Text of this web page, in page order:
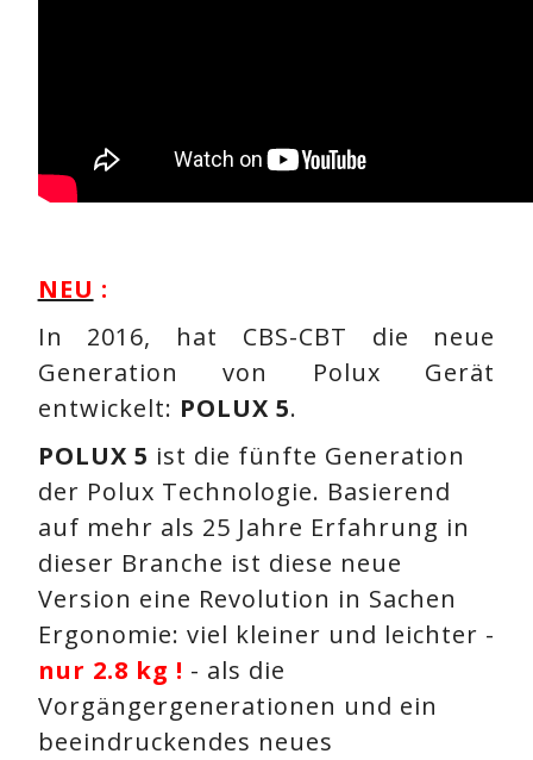
NEU :
In 2016, hat CBS-CBT die neue
Generation von Polux Gerät
entwickelt: POLUX 5.
POLUX 5 ist die fünfte Generation
der Polux Technologie. Basierend
auf mehr als 25 Jahre Erfahrung in
dieser Branche ist diese neue
Version eine Revolution in Sachen
Ergonomie: viel kleiner und leichter -
nur 2.8 kg ! - als die
Vorgängergenerationen und ein
beeindruckendes neues